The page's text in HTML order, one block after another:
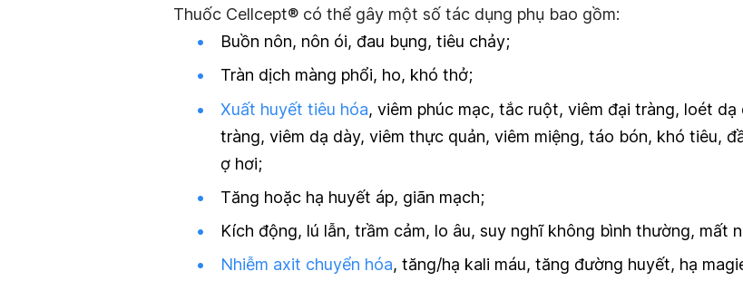
Thuốc Cellcept® có thể gây một số tác dụng phụ bao gồm:
Buồn nôn, nôn ói, đau bụng, tiêu chảy;
Tràn dịch màng phổi, ho, khó thở;
Xuất huyết tiêu hóa, viêm phúc mạc, tắc ruột, viêm đại tràng, loét dạ
tràng, viêm dạ dày, viêm thực quản, viêm miệng, táo bón, khó tiêu,
ợ hơi;
Tăng hoặc hạ huyết áp, giãn mạch;
Kích động, lú lẫn, trầm cảm, lo âu, suy nghĩ không bình thường, mất
Nhiễm axit chuyển hóa, tăng/hạ kali máu, tăng đường huyết, hạ